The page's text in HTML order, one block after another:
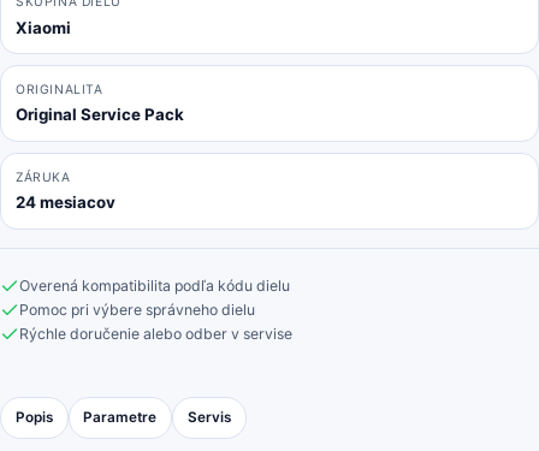
Xiaomi
ORIGINALITA
Original Service Pack
ZÁRUKA
24 mesiacov
Overená kompatibilita podľa kódu dielu
Pomoc pri výbere správneho dielu
Rýchle doručenie alebo odber v servise
Popis Parametre Servis